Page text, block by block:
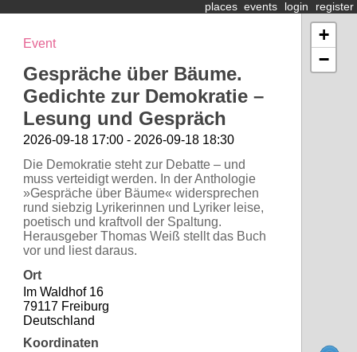
places events login register
Event
Gespräche über Bäume.
Gedichte zur Demokratie –
Lesung und Gespräch
2026-09-18 17:00 - 2026-09-18 18:30
Die Demokratie steht zur Debatte – und
muss verteidigt werden. In der Anthologie
»Gespräche über Bäume« widersprechen
rund siebzig Lyrikerinnen und Lyriker leise,
poetisch und kraftvoll der Spaltung.
Herausgeber Thomas Weiß stellt das Buch
vor und liest daraus.
Ort
Im Waldhof 16
79117 Freiburg
Deutschland
Koordinaten
+
−